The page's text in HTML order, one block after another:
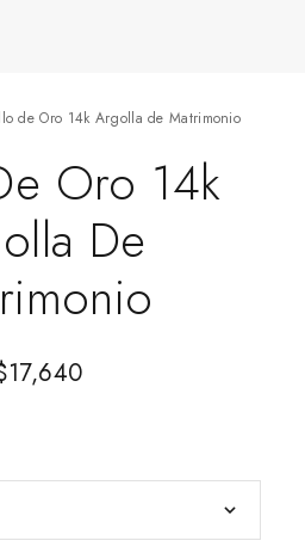
de Oro 14k Argolla de Matrimonio
Oro 14k
De
17,640